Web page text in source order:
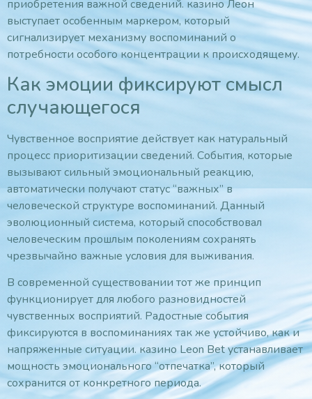
приобретения важной сведений. казино Леон
выступает особенным маркером, который
сигнализирует механизму воспоминаний о
потребности особого концентрации к происходящему.
Как эмоции фиксируют смысл
случающегося
Чувственное восприятие действует как натуральный
процесс приоритизации сведений. События, которые
вызывают сильный эмоциональный реакцию,
автоматически получают статус “важных” в
человеческой структуре воспоминаний. Данный
эволюционный система, который способствовал
человеческим прошлым поколениям сохранять
чрезвычайно важные условия для выживания.
В современной существовании тот же принцип
функционирует для любого разновидностей
чувственных восприятий. Радостные события
фиксируются в воспоминаниях так же устойчиво, как и
напряженные ситуации. казино Leon Bet устанавливает
мощность эмоционального “отпечатка”, который
сохранится от конкретного периода.